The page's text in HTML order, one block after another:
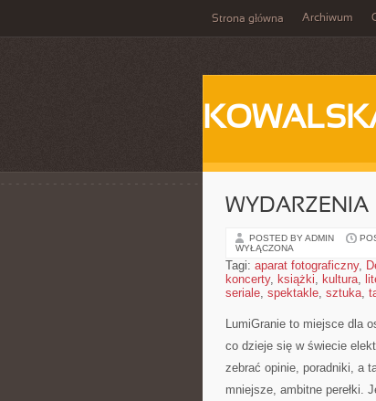
Strona główna Archiwum
WYDARZENIA
POSTED BY ADMIN
WYŁĄCZONA
Tagi: aparat fotograficzny,
koncerty, książki, kultura,
seriale, spektakle, sztuka,
LumiGranie to miejsce dla
co dzieje się w świecie
zebrać opinie, poradniki, a
mniejsze, ambitne perełki.